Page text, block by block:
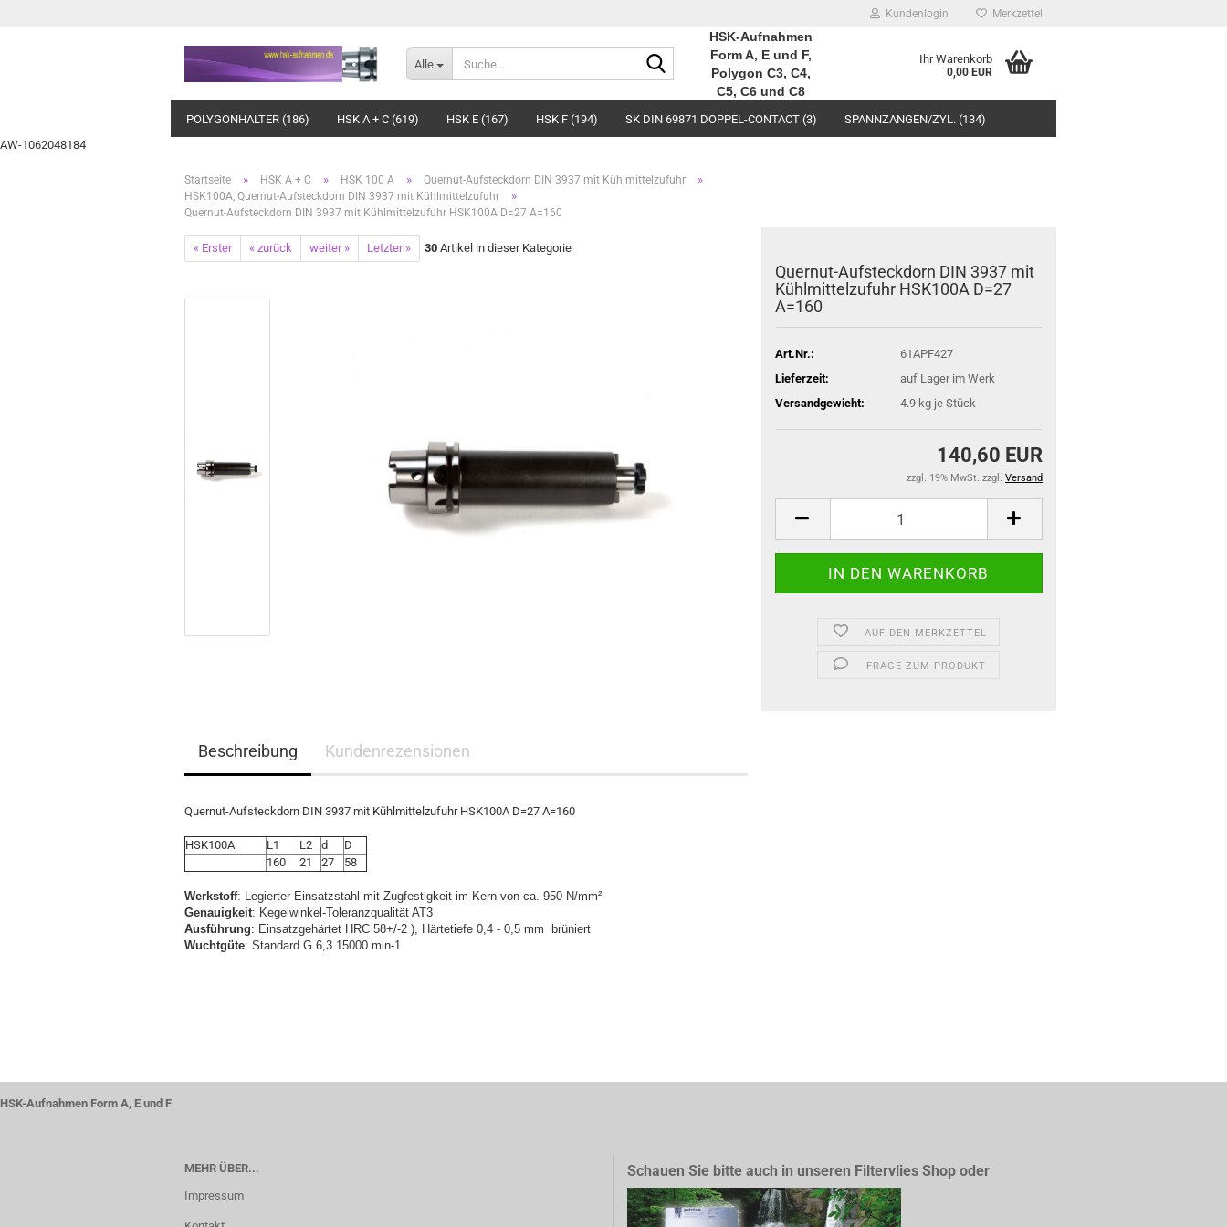
AW-1062048184
Kundenlogin Merkzettel
Alle
Suche...
HSK-Aufnahmen
Form A, E und F,
Polygon C3, C4,
C5, C6 und C8
Ihr Warenkorb
0,00 EUR
POLYGONHALTER (186) HSK A + C (619) HSK E (167) HSK F (194) SK DIN 69871 DOPPEL-CONTACT (3) SPANNZANGEN/ZYL. (134)
Startseite » HSK A + C » HSK 100 A » Quernut-Aufsteckdorn DIN 3937 mit Kühlmittelzufuhr »
HSK100A, Quernut-Aufsteckdorn DIN 3937 mit Kühlmittelzufuhr »
Quernut-Aufsteckdorn DIN 3937 mit Kühlmittelzufuhr HSK100A D=27 A=160
« Erster « zurück weiter » Letzter » 30 Artikel in dieser Kategorie
Quernut-Aufsteckdorn DIN 3937 mit
Kühlmittelzufuhr HSK100A D=27
A=160
Art.Nr.:
61APF427
Lieferzeit:
auf Lager im Werk
Versandgewicht:
4.9kg je Stück
140,60 EUR
zzgl. 19% MwSt. zzgl. Versand
AUF DEN MERKZETTEL
FRAGE ZUM PRODUKT
Beschreibung Kundenrezensionen
Quernut-Aufsteckdorn DIN 3937 mit Kühlmittelzufuhr HSK100A D=27 A=160
HSK100A L1 L2 d
D
160
21 27 58
Werkstoff: Legierter Einsatzstahl mit Zugfestigkeit im Kern von ca. 950 N/mm²
Genauigkeit: Kegelwinkel-Toleranzqualität AT3
Ausführung: Einsatzgehärtet HRC 58+/-2 ), Härtetiefe 0,4 - 0,5 mm brüniert
Wuchtgüte: Standard G 6,3 15000 min-1
HSK-Aufnahmen Form A, E und F
MEHR ÜBER...
Impressum
Schauen Sie bitte auch in unseren Filtervlies Shop oder